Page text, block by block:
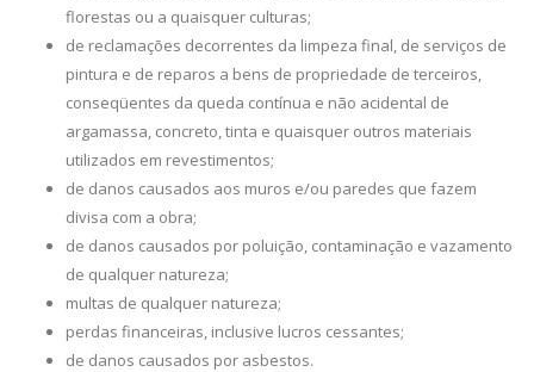
florestas ou a quaisquer culturas;
de reclamações decorrentes da limpeza final, de serviços de
pintura e de reparos a bens de propriedade de terceiros,
conseqüentes da queda contínua e não acidental de
argamassa, concreto, tinta e quaisquer outros materiais
utilizados em revestimentos;
de danos causados aos muros e/ou paredes que fazem
divisa com a obra;
de danos causados por poluição, contaminação e vazamento
de qualquer natureza;
multas de qualquer natureza;
perdas financeiras, inclusive lucros cessantes;
de danos causados por asbestos.